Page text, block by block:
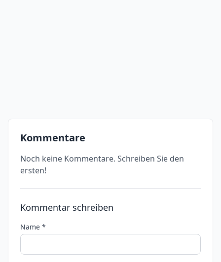
Kommentare
Noch keine Kommentare. Schreiben Sie den
ersten!
Kommentar schreiben
Name *